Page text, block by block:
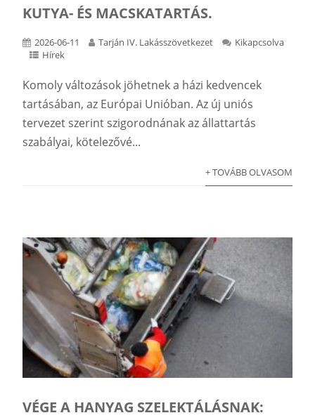
KUTYA- ÉS MACSKATARTÁS.
2026-06-11 Tarján IV. Lakásszövetkezet
Kikapcsolva
Hírek
Komoly változások jöhetnek a házi kedvencek
tartásában, az Európai Unióban. Az új uniós
tervezet szerint szigorodnának az állattartás
szabályai, kötelezővé...
+ TOVÁBB OLVASOM
VÉGE A HANYAG SZELEKTÁLÁSNAK: